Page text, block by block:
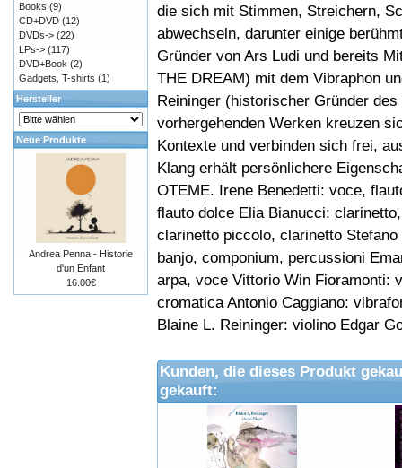
die sich mit Stimmen, Streichern,
abwechseln, darunter einige
Gründer von Ars Ludi und bereits
THE DREAM) mit dem Vibraphon
Reininger (historischer Gründer
vorhergehenden Werken kreuzen
Kontexte und verbinden sich frei,
Klang erhält persönlichere
OTEME. Irene Benedetti: voce,
flauto dolce Elia Bianucci:
clarinetto piccolo, clarinetto
banjo, componium, percussioni
arpa, voce Vittorio Win Fioramonti:
cromatica Antonio Caggiano:
Blaine L. Reininger: violino Edgar
Kunden, die dieses Produkt
gekauft:
Books (9)
CD+DVD (12)
DVDs-> (22)
LPs-> (117)
DVD+Book (2)
Gadgets, T-shirts (1)
Hersteller
Neue Produkte
Andrea Penna - Historie
d'un Enfant
16.00€